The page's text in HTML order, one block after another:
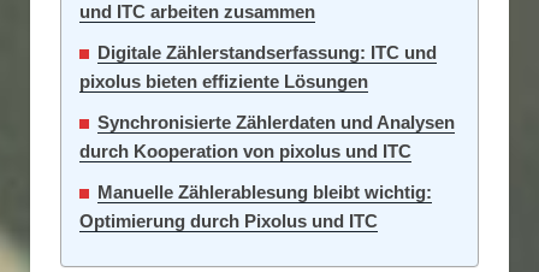
und ITC arbeiten zusammen
Digitale Zählerstandserfassung: ITC und
pixolus bieten effiziente Lösungen
Synchronisierte Zählerdaten und Analysen
durch Kooperation von pixolus und ITC
Manuelle Zählerablesung bleibt wichtig:
Optimierung durch Pixolus und ITC